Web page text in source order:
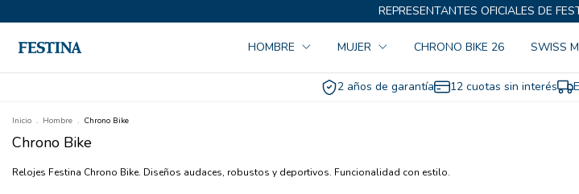
REPRESENTANTES OFICIALES DE
HOMBRE MUJER CHRONO BIKE 26 SWISS
2 años de garantía 12 cuotas sin interés
Inicio . Hombre . Chrono Bike
Chrono Bike
Relojes Festina Chrono Bike. Diseños audaces, robustos y deportivos. Funcionalidad con estilo.